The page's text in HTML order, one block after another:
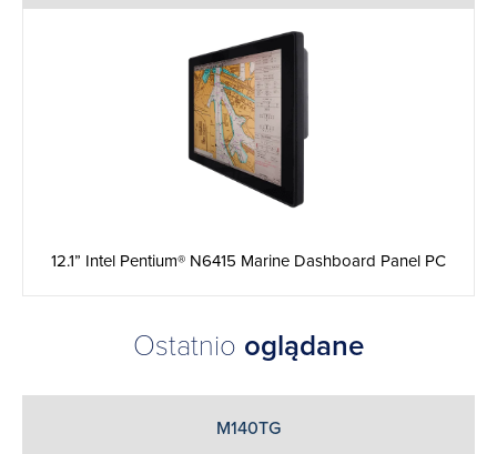
12.1” Intel Pentium® N6415 Marine Dashboard Panel PC
Ostatnio oglądane
M140TG